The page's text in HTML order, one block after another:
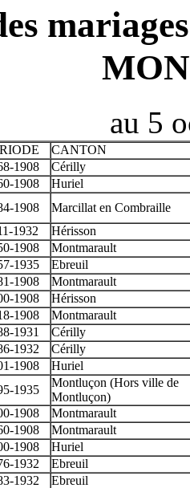
au 5
CANTON
1908
Cérilly
1908
Huriel
1908
Marcillat en Combraille
1932
Hérisson
1908
Montmarault
1935
Ebreuil
1908
Montmarault
1908
Hérisson
1908
Montmarault
1931
Cérilly
1932
Cérilly
1908
Huriel
1935
Montluçon (Hors ville de
Montluçon)
1908
Montmarault
1908
Montmarault
1908
Huriel
1932
Ebreuil
1932
Ebreuil